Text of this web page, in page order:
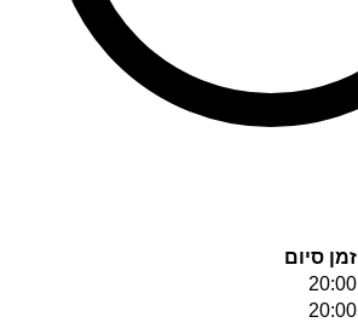
זמן סיום
20:00
20:00